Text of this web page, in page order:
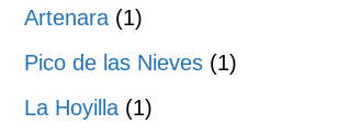
Artenara (1)
Pico de las Nieves (1)
La Hoyilla (1)